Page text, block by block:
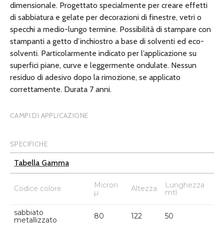
dimensionale. Progettato specialmente per creare effetti
di sabbiatura e gelate per decorazioni di finestre, vetri o
specchi a medio-lungo termine. Possibilità di stampare con
stampanti a getto d’inchiostro a base di solventi ed eco-
solventi. Particolarmente indicato per l’applicazione su
superfici piane, curve e leggermente ondulate. Nessun
residuo di adesivo dopo la rimozione, se applicato
correttamente. Durata 7 anni.
CAMPI DI APPLICAZIONE
SPECIFICHE
Tabella Gamma
Codice colore
Micron
µ
Altezza
Lunghezza
mtl
sabbiato
metallizzato
80 122 50